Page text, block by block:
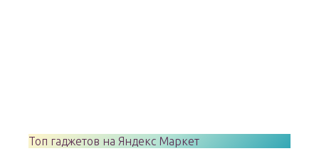
Топ гаджетов на Яндекс Маркет